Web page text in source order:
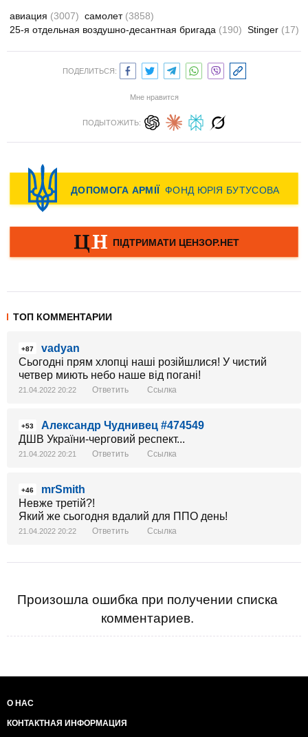
авиация (3007) самолет (3858)
25-я отдельная воздушно-десантная бригада (190) Stinger (17)
ПОДЕЛИТЬСЯ:
Мне нравится
ПОДЫТОЖИТЬ:
ТОП КОММЕНТАРИИ
+87
vadyan
Сьогодні прям хлопці наші розійшлися! У чистий
четвер миють небо наше від погані!
21.04.2022 20:22 Ответить Ссылка
+53
Александр Чуднивец #474549
ДШВ України-черговий респект...
21.04.2022 20:21 Ответить Ссылка
+46
mrSmith
Невже третій?!
Який же сьогодня вдалий для ППО день!
21.04.2022 20:22 Ответить Ссылка
Произошла ошибка при получении списка
комментариев.
О НАС
КОНТАКТНАЯ ИНФОРМАЦИЯ